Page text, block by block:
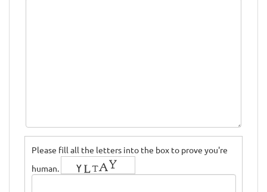
Please fill all the letters into the box to prove you're
human.